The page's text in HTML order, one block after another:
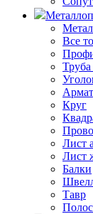
Все
Круг
Лист
Лист
Балки
Тавр